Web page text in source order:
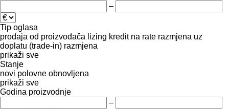
–
Tip oglasa
prodaja od proizvođača lizing kredit na rate razmjena uz
doplatu (trade-in) razmjena
prikaži sve
Stanje
novi polovne obnovljena
prikaži sve
Godina proizvodnje
–